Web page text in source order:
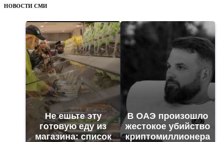
НОВОСТИ СМИ
Не ешьте эту
готовую еду из
магазина: список
В ОАЭ произошло
жестокое убийство
криптомиллионера